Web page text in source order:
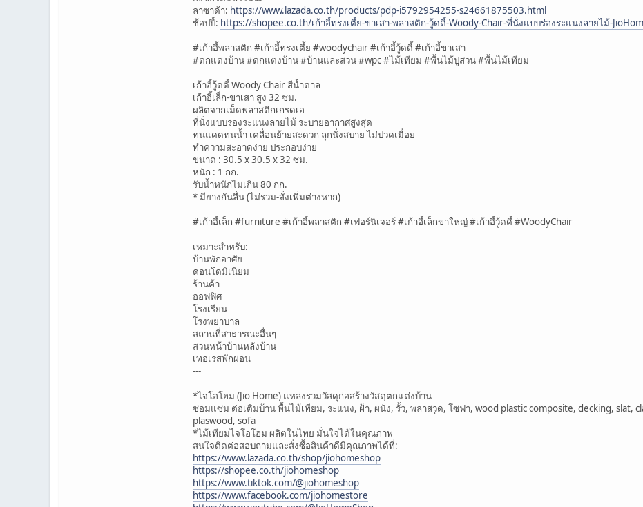
ลาซาด้า: https://www.lazada.co.th/products/pdp-i5792954255-s24661875503.html
ช้อปปี้: https://shopee.co.th/เก้าอี้ทรงเตี้ย-ขาเสา-พลาสติก-วู้ดดี้-Woody-Chair-ที่นั่งแบบร่องระแนงลายไม้-
#เก้าอี้พลาสติก #เก้าอี้ทรงเตี้ย #woodychair #เก้าอี้วู้ดดี้ #เก้าอี้ขาเสา
#ตกแต่งบ้าน #ตกแต่งบ้าน #บ้านและสวน #wpc #ไม้เทียม #พื้นไม้ปูสวน #พื้นไม้เทียม
เก้าอี้วู้ดดี้ Woody Chair สีน้ำตาล
เก้าอี้เล็ก-ขาเสา สูง 32 ซม.
ผลิตจากเม็ดพลาสติกเกรดเอ
ที่นั่งแบบร่องระแนงลายไม้ ระบายอากาศสูงสุด
ทนแดดทนน้ำ เคลื่อนย้ายสะดวก ลุกนั่งสบาย ไม่ปวดเมื่อย
ทำความสะอาดง่าย ประกอบง่าย
ขนาด : 30.5 x 30.5 x 32 ซม.
หนัก : 1 กก.
รับน้ำหนักไม่เกิน 80 กก.
* มียางกันลื่น (ไม่รวม-สั่งเพิ่มต่างหาก)
#เก้าอี้เล็ก #furniture #เก้าอี้พลาสติก #เฟอร์นิเจอร์ #เก้าอี้เล็กขาใหญ่ #เก้าอี้วู้ดดี้ #WoodyChair
เหมาะสำหรับ:
บ้านพักอาศัย
คอนโดมิเนียม
ร้านค้า
ออฟฟิศ
โรงเรียน
โรงพยาบาล
สถานที่สาธารณะอื่นๆ
สวนหน้าบ้านหลังบ้าน
เทอเรสพักผ่อน
---
*ไจโอโฮม (Jio Home) แหล่งรวมวัสดุก่อสร้างวัสดุตกแต่งบ้าน
ซ่อมแซม ต่อเติมบ้าน พื้นไม้เทียม, ระแนง, ฝ้า, ผนัง, รั้ว, พลาสวูด, โซฟา, wood plastic composite, decking, slat,
plaswood, sofa
*ไม้เทียมไจโอโฮม ผลิตในไทย มั่นใจได้ในคุณภาพ
สนใจติดต่อสอบถามและสั่งซื้อสินค้าดีมีคุณภาพได้ที่:
https://www.lazada.co.th/shop/jiohomeshop
https://shopee.co.th/jiohomeshop
https://www.tiktok.com/@jiohomeshop
https://www.facebook.com/jiohomestore